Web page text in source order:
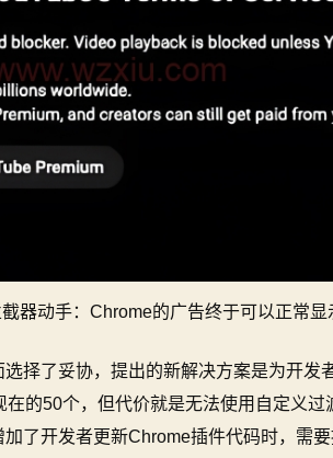
器动手：Chrome的广告终于可以正常显
择了妥协，提出的新解决方案是为开发
的50个，但代价就是无法使用自定义过
了开发者更新Chrome插件代码时，需要